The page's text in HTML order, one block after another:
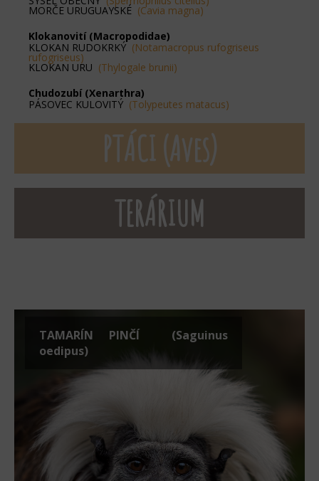
MORČE URUGUAYSKÉ (Cavia magna)
Klokanovití (Macropodidae)
KLOKAN RUDOKRKÝ (Notamacropus rufogriseus
rufogriseus)
KLOKAN URU (Thylogale brunii)
Chudozubí (Xenarthra)
PÁSOVEC KULOVITÝ (Tolypeutes matacus)
PTÁCI (Aves)
TERÁRIUM
TAMARÍN PINČÍ (Saguinus
oedipus)